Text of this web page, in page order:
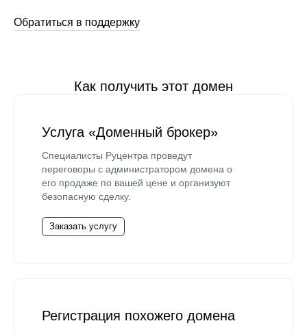
Обратиться в поддержку
Как получить этот домен
Услуга «Доменный брокер»
Специалисты Руцентра проведут
переговоры с администратором домена о
его продаже по вашей цене и организуют
безопасную сделку.
Заказать услугу
Регистрация похожего домена